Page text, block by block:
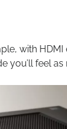
with
you’ll feel as